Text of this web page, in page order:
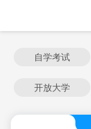
自学考试
开放大学